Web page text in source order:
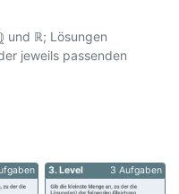
und ℝ; Lösungen
jeweils passenden
3. Level 3 Aufgaben